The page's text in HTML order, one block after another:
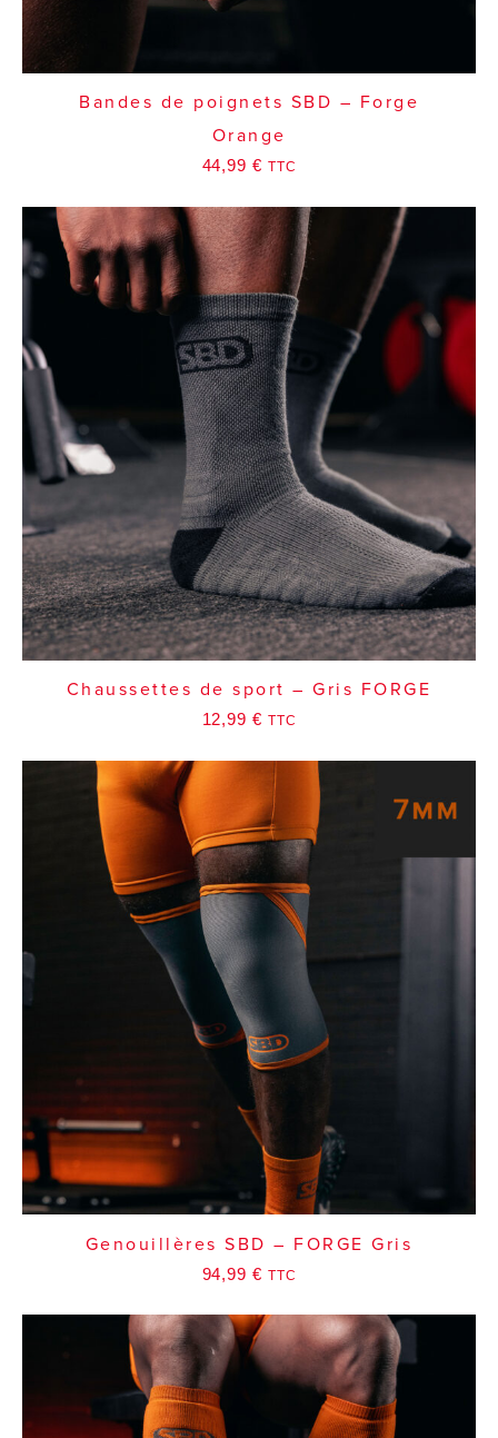
Bandes de poignets SBD – Forge
Orange
44,99 € TTC
Chaussettes de sport – Gris FORGE
12,99 € TTC
Genouillères SBD – FORGE Gris
94,99 € TTC